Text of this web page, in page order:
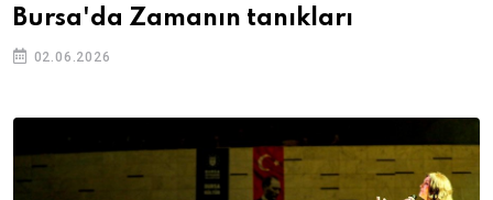
Bursa'da Zamanın tanıkları
02.06.2026